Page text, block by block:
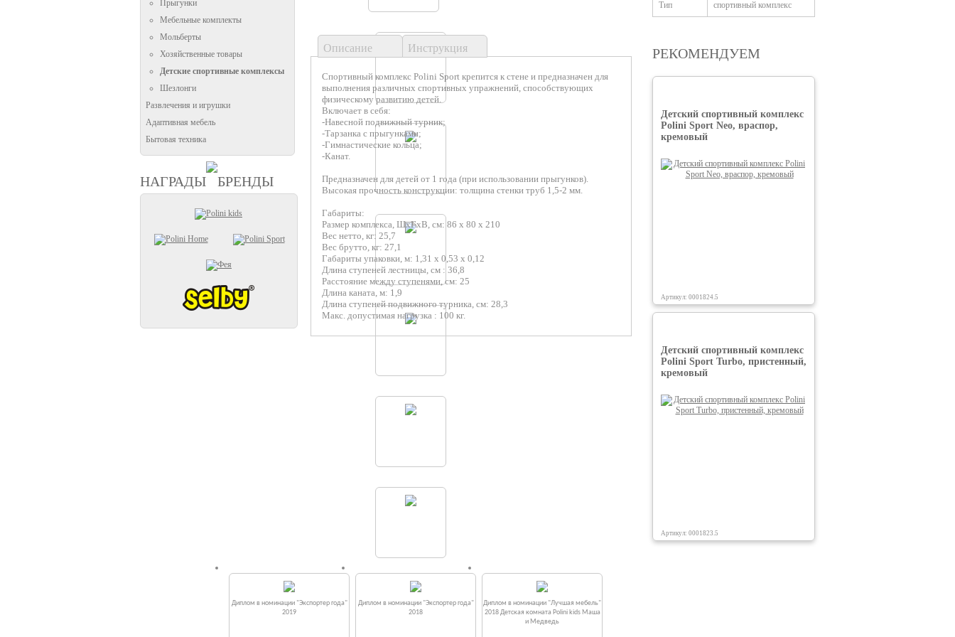
Прыгунки
Мебельные комплекты
Мольберты
Хозяйственные товары
Детские спортивные комплексы
Шезлонги
Развлечения и игрушки
Адаптивная мебель
Бытовая техника
НАГРАДЫ БРЕНДЫ
Описание Инструкция
Спортивный комплекс Polini Sport крепится к стене и предназначен для
выполнения различных спортивных упражнений, способствующих
физическому развитию детей.
Включает в себя:
-Навесной подвижный турник;
-Тарзанка с прыгунками;
-Гимнастические кольца;
-Канат.
Предназначен для детей от 1 года (при использовании прыгунков).
Высокая прочность конструкции: толщина стенки труб 1,5-2 мм.
Габариты:
Размер комплекса, ШхГхВ, см: 86 х 80 х 210
Вес нетто, кг: 25,7
Вес брутто, кг: 27,1
Габариты упаковки, м: 1,31 х 0,53 х 0,12
Длина ступеней лестницы, см : 36,8
Расстояние между ступенями, см: 25
Длина каната, м: 1,9
Длина ступеней подвижного турника, см: 28,3
Макс. допустимая нагрузка : 100 кг.
Тип спортивный комплекс
РЕКОМЕНДУЕМ
Детский спортивный комплекс
Polini Sport Neo, враспор,
кремовый
Артикул: 0001824.5
Детский спортивный комплекс
Polini Sport Turbo, пристенный,
кремовый
Артикул: 0001823.5
Диплом в номинации "Экспортер года"
2019
Диплом в номинации "Экспортер года"
2018
Диплом в номинации "Лучшая мебель"
2018 Детская комната Polini kids Маша
и Медведь